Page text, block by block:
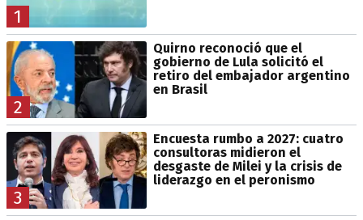
1
2
Quirno reconoció que el
gobierno de Lula solicitó el
retiro del embajador argentino
en Brasil
3
Encuesta rumbo a 2027: cuatro
consultoras midieron el
desgaste de Milei y la crisis de
liderazgo en el peronismo